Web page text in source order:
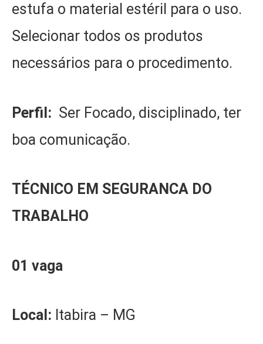
estufa o material estéril para o uso.
Selecionar todos os produtos
necessários para o procedimento.
Perfil: Ser Focado, disciplinado, ter
boa comunicação.
TÉCNICO EM SEGURANCA DO
TRABALHO
01 vaga
Local: Itabira – MG